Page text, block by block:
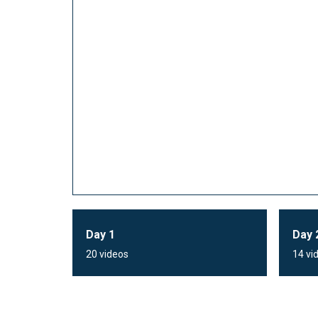
Day 1
20 videos
Day
14